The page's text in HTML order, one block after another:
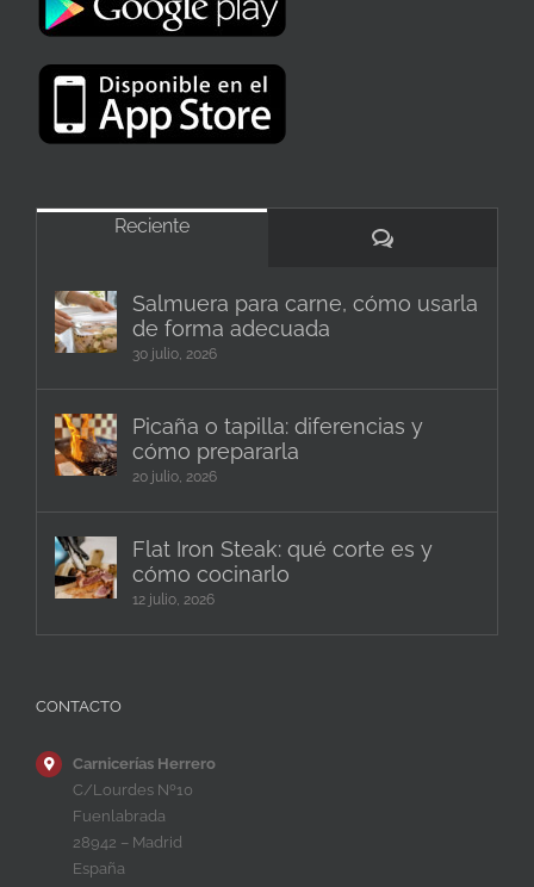
Reciente
Comentarios
Salmuera para carne, cómo usarla
de forma adecuada
30 julio, 2026
Picaña o tapilla: diferencias y
cómo prepararla
20 julio, 2026
Flat Iron Steak: qué corte es y
cómo cocinarlo
12 julio, 2026
CONTACTO
Carnicerías Herrero
C/Lourdes Nº10
Fuenlabrada
28942 – Madrid
España